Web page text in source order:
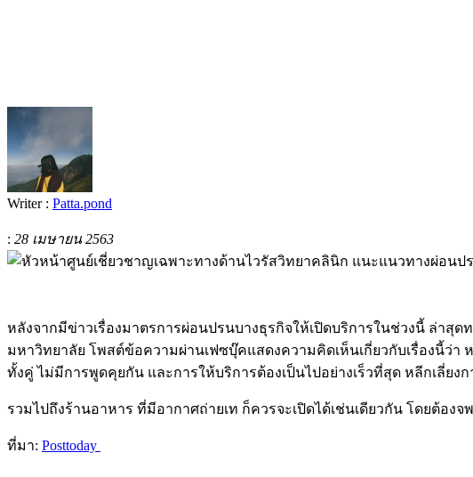
Writer : Patta.pond
: 28 เมษายน 2563
หลังจากมีข่าวเรื่องมาตรการผ่อนปรนบางธุรกิจให้เปิดบริการในช่วงนี้ ล่า
มหาวิทยาลัย โพสต์ข้อความผ่านเฟซบุ๊คแสดงความคิดเห็นเกี่ยวกับเรื่องนี้ว่
ทั้งคู่ ไม่มีการพูดคุยกัน และการให้บริการต้องเป็นไปอย่างเร็วที่สุด หลีกเลี่ยง
รวมไปถึงร้านอาหาร ที่มีอากาศถ่ายเท ก็ควรจะเปิดได้เช่นเดียวกัน โดยต้
ที่มา: Posttoday